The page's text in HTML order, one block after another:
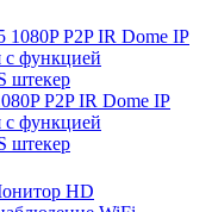
P2P IR Dome IP
с функцией
штекер